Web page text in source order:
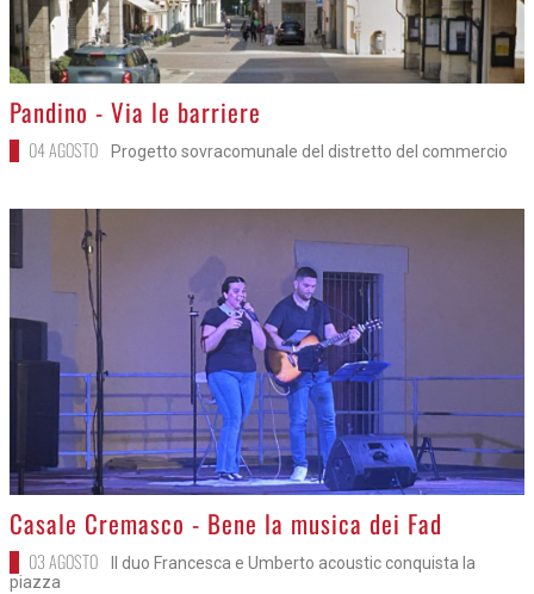
>
Pandino - Via le barriere
04 AGOSTO Progetto sovracomunale del distretto del commercio
>
Casale Cremasco - Bene la musica dei Fad
03 AGOSTO
Il duo Francesca e Umberto acoustic conquista la
piazza